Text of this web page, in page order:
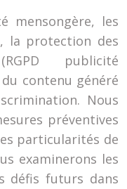
mensongère, les
la protection des
publicité
contenu généré
Nous
préventives
particularités de
examinerons les
défis futurs dans